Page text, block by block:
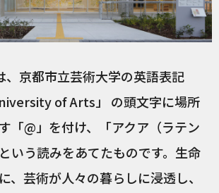
、京都市立芸術大学の英語表記
of Arts」 の頭文字に場所
「@」を付け、「アクア（ラテン
いう読みをあてたものです。生命
、芸術が人々の暮らしに浸透し、